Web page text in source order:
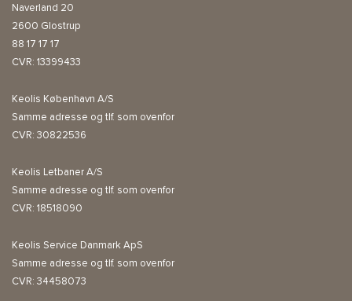
Naverland 20
2600 Glostrup
88 17 17 17
CVR: 13399433
Keolis København A/S
Samme adresse og tlf. som ovenfor
CVR: 30822536
Keolis Letbaner A/S
Samme adresse og tlf. som ovenfor
CVR: 18518090
Keolis Service Danmark ApS
Samme adresse og tlf. som ovenfor
CVR: 34458073